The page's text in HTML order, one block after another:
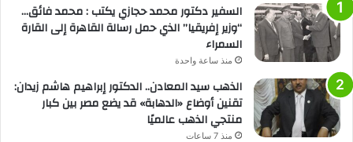
السفير دكتور محمد حجازي يكتب : محمد فائق…
“وزير إفريقيا” الذي حمل رسالة القاهرة إلى القارة
السمراء
منذ ساعة واحدة
الذهب سيد المعادن.. الدكتور إبراهيم هاشم زيدان:
تقنين أوضاع «الدهابة» قد يضع مصر بين كبار
منتجي الذهب عالميًا
منذ 7 ساعات